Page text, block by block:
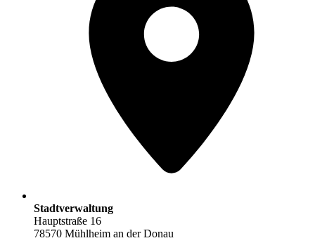
Stadtverwaltung
Hauptstraße 16
78570 Mühlheim an der Donau